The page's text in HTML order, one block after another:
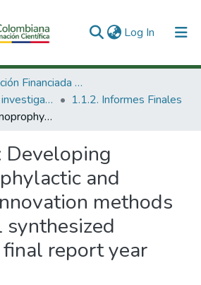
Log In (current)
1. Investigación Financiada con Recursos Públicos
1.1 Productos de investigación
1.1.2. Informes Finales
Developing immunoprophylactic and diagnostic innovation methods by chemical synthesized molecules : final report year 2003
Developing
and
methods
synthesized
report year